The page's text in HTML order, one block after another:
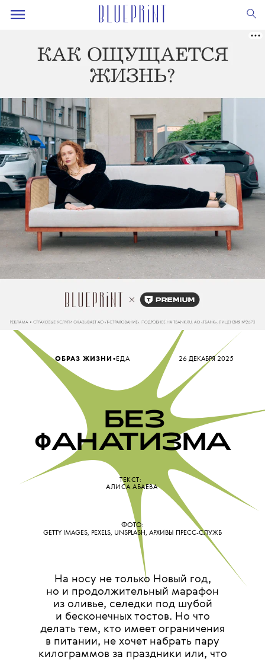
26 ДЕКАБРЯ 2025
ОБРАЗ ЖИЗНИ •ЕДА
БЕЗ
ФАНАТИЗМА
ТЕКСТ:
АЛИСА АБАЕВА
ФОТО:
GETTY IMAGES, PEXELS, UNSPLASH, АРХИВЫ ПРЕСС-СЛУЖБ
На носу не только Новый год,
но и продолжительный марафон
из оливье, селедки под шубой
и бесконечных тостов. Но что
делать тем, кто имеет ограничения
в питании, не хочет набрать пару
килограммов за праздники или, что